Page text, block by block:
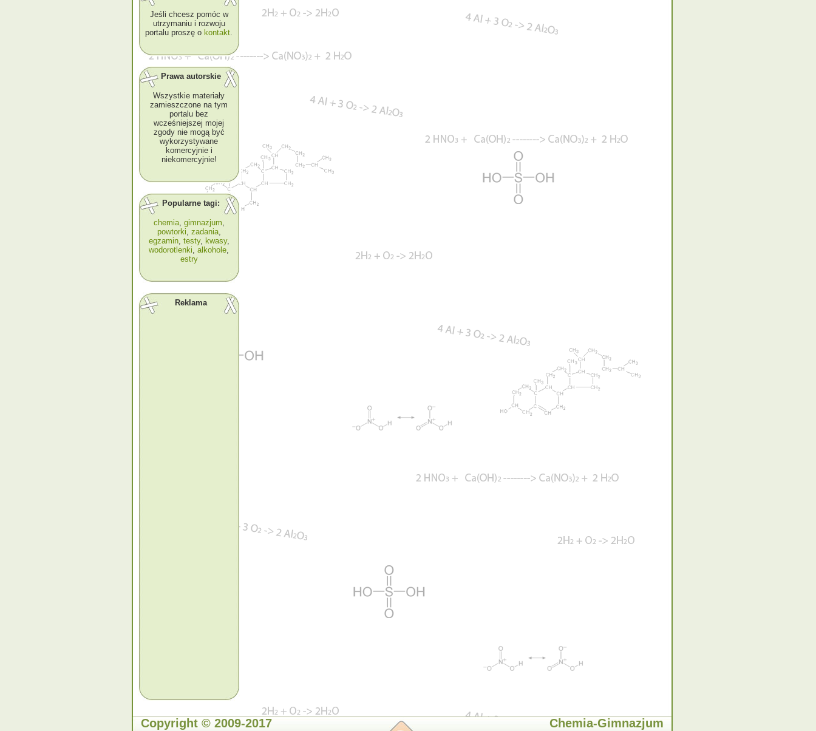
Jeśli chcesz pomóc w
utrzymaniu i rozwoju
portalu proszę o kontakt.
Prawa autorskie
Wszystkie materiały
zamieszczone na tym
portalu bez
wcześniejszej mojej
zgody nie mogą być
wykorzystywane
komercyjnie i
niekomercyjnie!
Popularne tagi:
chemia, gimnazjum,
powtorki, zadania,
egzamin, testy, kwasy,
wodorotlenki, alkohole,
estry
Reklama
Copyright © 2009-2017 Chemia-Gimnazjum